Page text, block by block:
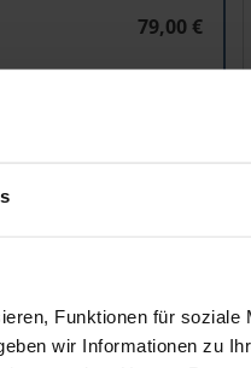
Funktionen für soziale
wir Informationen zu
79,00 €
von der Lieferadresse